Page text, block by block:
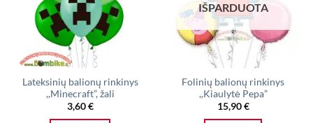
Lateksinių balionų rinkinys
,,Minecraft”, žali
3,60€
IŠPARDUOTA
Folinių balionų rinkinys
,,Kiaulytė Pepa”
15,90€